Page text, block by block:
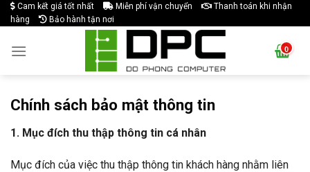
Skip
to
Cam kết giá tốt nhất Miễn phí vận chuyển
Thanh toán khi nhận
hàng
Bảo hành tận nơi
Chính sách bảo mật thông tin
1. Mục đích thu thập thông tin cá nhân
Mục đích của việc thu thập thông tin khách hàng nhằm liên